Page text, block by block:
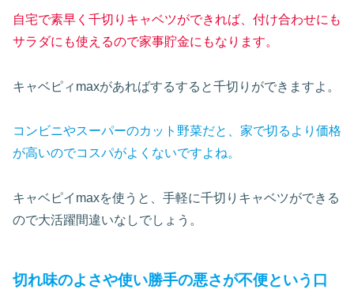
自宅で素早く千切りキャベツができれば、付け合わせにも
サラダにも使えるので家事貯金にもなります。
キャベピィmaxがあればするすると千切りができますよ。
コンビニやスーパーのカット野菜だと、家で切るより価格
が高いのでコスパがよくないですよね。
キャベピイmaxを使うと、手軽に千切りキャベツができる
ので大活躍間違いなしでしょう。
切れ味のよさや使い勝手の悪さが不便という口